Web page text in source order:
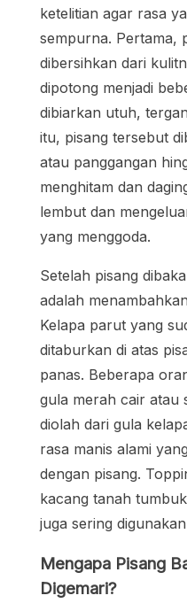
ketelitian agar rasa
sempurna. Pertama,
dibersihkan dari
dipotong menjadi
dibiarkan utuh,
itu, pisang tersebut
atau panggangan
menghitam dan
lembut dan
yang menggoda.
Setelah pisang
adalah
Kelapa parut yang
ditaburkan di atas
panas. Beberapa
gula merah cair atau
diolah dari gula
rasa manis alami
dengan pisang.
kacang tanah
juga sering
Mengapa Pisang
Digemari?